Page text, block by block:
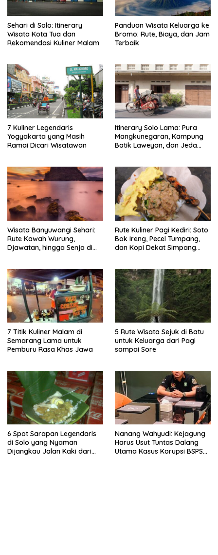
Sehari di Solo: Itinerary
Wisata Kota Tua dan
Rekomendasi Kuliner Malam
Panduan Wisata Keluarga ke
Bromo: Rute, Biaya, dan Jam
Terbaik
7 Kuliner Legendaris
Yogyakarta yang Masih
Ramai Dicari Wisatawan
Itinerary Solo Lama: Pura
Mangkunegaran, Kampung
Batik Laweyan, dan Jeda
Wisata Banyuwangi Sehari:
Rute Kawah Wurung,
Djawatan, hingga Senja di
Rute Kuliner Pagi Kediri: Soto
Bok Ireng, Pecel Tumpang,
dan Kopi Dekat Simpang
7 Titik Kuliner Malam di
Semarang Lama untuk
Pemburu Rasa Khas Jawa
5 Rute Wisata Sejuk di Batu
untuk Keluarga dari Pagi
sampai Sore
6 Spot Sarapan Legendaris
di Solo yang Nyaman
Dijangkau Jalan Kaki dari
Nanang Wahyudi: Kejagung
Harus Usut Tuntas Dalang
Utama Kasus Korupsi BSPS